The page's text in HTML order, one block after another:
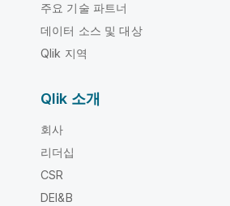
주요 기술 파트너
데이터 소스 및 대상
Qlik 지역
Qlik 소개
회사
리더십
CSR
DEI&B